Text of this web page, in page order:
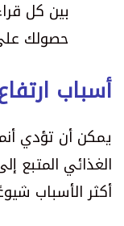
بين كل
حصولك
أسباب
يمكن أن تؤدي
أكثر الأسباب